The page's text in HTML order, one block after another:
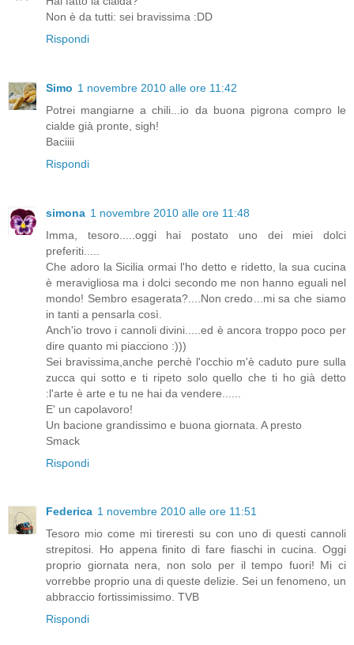
Non è da tutti: sei bravissima :DD
Rispondi
Simo 1 novembre 2010 alle ore 11:42
Potrei mangiarne a chili...io da buona pigrona compro le
cialde già pronte, sigh!
Baciiii
Rispondi
simona 1 novembre 2010 alle ore 11:48
Imma, tesoro.....oggi hai postato uno dei miei dolci
preferiti.....
Che adoro la Sicilia ormai l'ho detto e ridetto, la sua cucina
è meravigliosa ma i dolci secondo me non hanno eguali nel
mondo! Sembro esagerata?....Non credo...mi sa che siamo
in tanti a pensarla così.
Anch'io trovo i cannoli divini.....ed è ancora troppo poco per
dire quanto mi piacciono :)))
Sei bravissima,anche perchè l'occhio m'è caduto pure sulla
zucca qui sotto e ti ripeto solo quello che ti ho già detto
:l'arte è arte e tu ne hai da vendere......
E' un capolavoro!
Un bacione grandissimo e buona giornata. A presto
Smack
Rispondi
Federica 1 novembre 2010 alle ore 11:51
Tesoro mio come mi tireresti su con uno di questi cannoli
strepitosi. Ho appena finito di fare fiaschi in cucina. Oggi
proprio giornata nera, non solo per il tempo fuori! Mi ci
vorrebbe proprio una di queste delizie. Sei un fenomeno, un
abbraccio fortissimissimo. TVB
Rispondi